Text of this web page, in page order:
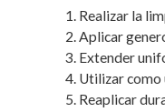
Realizar la
Aplicar
Extender
Utilizar como
Reaplicar